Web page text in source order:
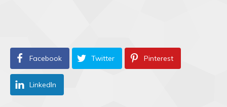
Facebook Twitter Pinterest
LinkedIn